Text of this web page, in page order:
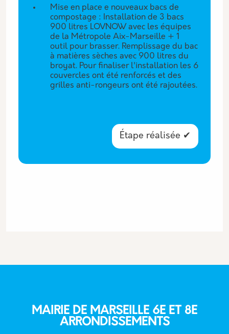
Mise en place e nouveaux bacs de
compostage : Installation de 3 bacs
900 litres LOVNOW avec les équipes
de la Métropole Aix-Marseille + 1
outil pour brasser. Remplissage du bac
à matières sèches avec 900 litres du
broyat. Pour finaliser l'installation les 6
couvercles ont été renforcés et des
grilles anti-rongeurs ont été rajoutées.
Étape réalisée ✔
MAIRIE DE MARSEILLE 6E ET 8E
ARRONDISSEMENTS